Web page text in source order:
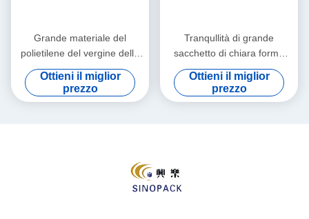
Grande materiale del
polietilene del vergine della
fodera 100% della borsa del
PE tubolare, in bianco o
stampato
Ottieni il miglior
prezzo
Tranqullità di grande
sacchetto di chiara forma
adatta PE Bulk Fibc per
carboni / polvere fine
Ottieni il miglior
prezzo